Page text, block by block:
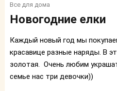
Все для дома
Новогодние елки
Каждый новый год мы
красавице разные наряды. В
золотая. Очень любим
семье нас три девочки))